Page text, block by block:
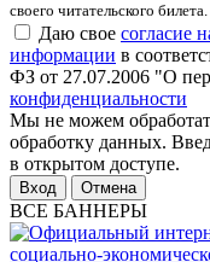
своего читательского билета.
Даю свое согласие
информации в
ФЗ от 27.07.2006 "О
конфиденциальности
Мы не можем
обработку данных.
в открытом доступе.
Отмена
ВСЕ БАННЕРЫ